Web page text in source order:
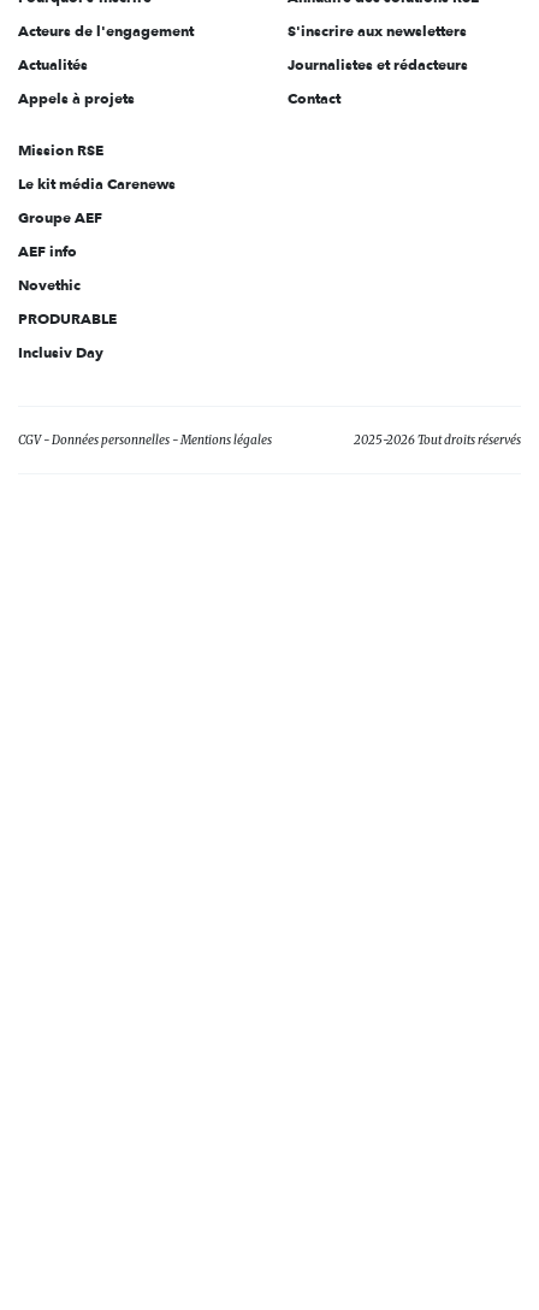
Acteurs de l'engagement
Actualités
Appels à projets
S'inscrire aux newsletters
Journalistes et rédacteurs
Contact
Mission RSE
Le kit média Carenews
Groupe AEF
AEF info
Novethic
PRODURABLE
Inclusiv Day
CGV Données personnelles Mentions légales 2025-2026 Tout droits réservés